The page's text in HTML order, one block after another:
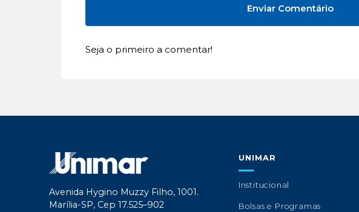
Seja o primeiro a comentar!
Avenida Hygino Muzzy Filho, 1001.
Marília-SP, Cep 17.525–902
UNIMAR
Institucional
Bolsas e Programas